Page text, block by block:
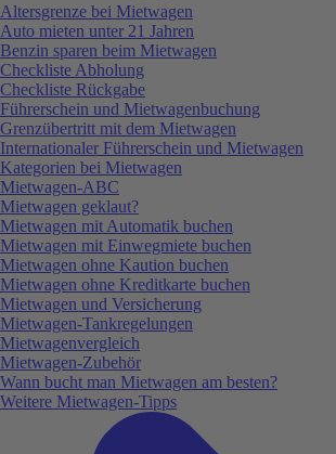
Altersgrenze bei Mietwagen
Auto mieten unter 21 Jahren
Benzin sparen beim Mietwagen
Checkliste Abholung
Checkliste Rückgabe
Führerschein und Mietwagenbuchung
Grenzübertritt mit dem Mietwagen
Internationaler Führerschein und Mietwagen
Kategorien bei Mietwagen
Mietwagen-ABC
Mietwagen geklaut?
Mietwagen mit Automatik buchen
Mietwagen mit Einwegmiete buchen
Mietwagen ohne Kaution buchen
Mietwagen ohne Kreditkarte buchen
Mietwagen und Versicherung
Mietwagen-Tankregelungen
Mietwagenvergleich
Mietwagen-Zubehör
Wann bucht man Mietwagen am besten?
Weitere Mietwagen-Tipps